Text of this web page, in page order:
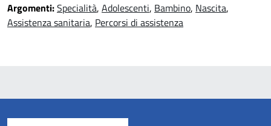
Argomenti:Specialità, Adolescenti, Bambino, Nascita,
Assistenza sanitaria, Percorsi di assistenza